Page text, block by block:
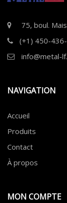
75, boul.
(+1) 450-
info@metal-
NAVIGATION
Accueil
Produits
Contact
À propos
MON COMPTE